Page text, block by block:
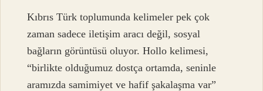
Kıbrıs Türk toplumunda kelimeler pek çok
zaman sadece iletişim aracı değil, sosyal
bağların görüntüsü oluyor. Hollo kelimesi,
“birlikte olduğumuz dostça ortamda, seninle
aramızda samimiyet ve hafif şakalaşma var”